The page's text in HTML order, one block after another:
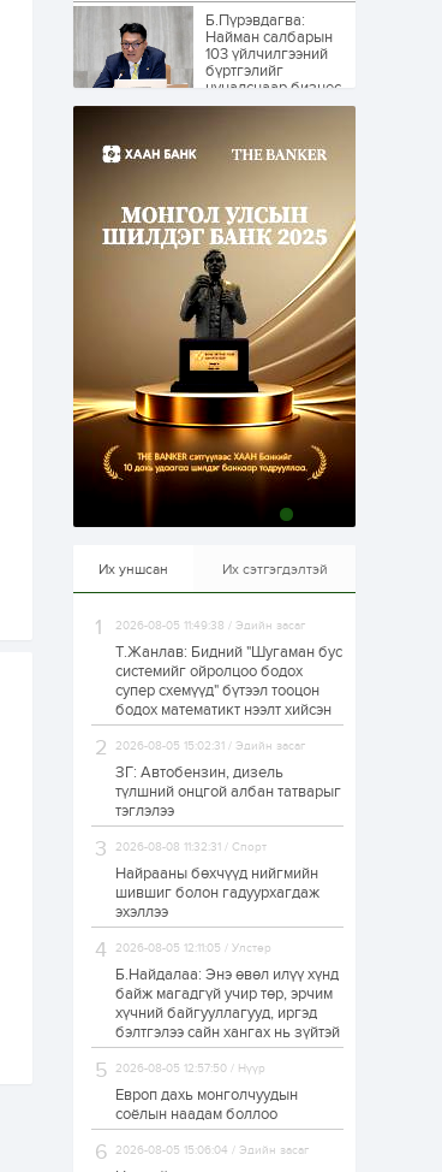
Б.Пүрэвдагва:
Найман салбарын
103 үйлчилгээний
бүртгэлийг
цуцалснаар бизнес
эрхлэхэд таатай...
Долдугаар сард
709.503 зөрчил
1 өдөр 0 0
Цалинтай ээжийн 50
мянган төгрөгийн
тэтгэмжийг 500
мянгад хүргэх
өргөдөлд санал авч
эхэлжээ
1 өдөр 2 0
Б.Түмэн-Өлзий: Олон
улсад хуримтлуулсан
мэдлэг, туршлагаа эх
орныхоо хөгжилд
зориулна
Алтны үнэ дөрвөн
өсөж байна
1 өдөр 0
Худалдагч
Н.Амарзаяа:
Дэлгүүрийн 32
хуудастай өрийн
дэвтэр долоо хоногт
л дүүрдэг
1 өдөр 0
Б.Хулан дэлхийн
аварга боллоо
1 өдөр 0
намрын экспортын
орлого Монголд
юм
1 өдөр 0
Автомашины улсын
тоогоор төгссөн бол
өнөөдөр шатахуун
авна
Их уншсан Их сэтгэгдэлтэй
2026-08-05 11:49:38 / Эдийн засаг
Т.Жанлав: Бидний "Шугаман бус
системийг ойролцоо бодох
супер схемүүд" бүтээл тооцон
бодох математикт нээлт хийсэн
2026-08-05 15:02:31 / Эдийн засаг
ЗГ: Автобензин, дизель
түлшний онцгой албан татварыг
тэглэлээ
2026-08-08 11:32:31 / Спорт
Найрааны бөхчүүд нийгмийн
шившиг болон гадуурхагдаж
эхэллээ
2026-08-05 12:11:05 / Улстөр
Б.Найдалаа: Энэ өвөл илүү хүнд
байж магадгүй учир төр, эрчим
хүчний байгууллагууд, иргэд
бэлтгэлээ сайн хангах нь зүйтэй
2026-08-05 12:57:50 / Нүүр
Европ дахь монголчуудын
соёлын наадам боллоо
2026-08-05 15:06:04 / Эдийн засаг